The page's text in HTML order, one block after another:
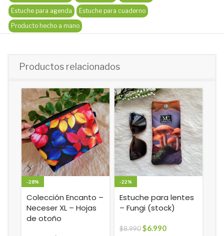
Estuche para agenda
Estuche para cuaderno
Producto hecho a mano
Productos relacionados
-28%
Colección Encanto –
Neceser XL – Hojas
de otoño
-22%
Estuche para lentes
– Fungi (stock)
$8.990$6.990